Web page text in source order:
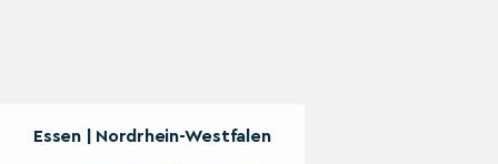
Essen | Nordrhein-Westfalen